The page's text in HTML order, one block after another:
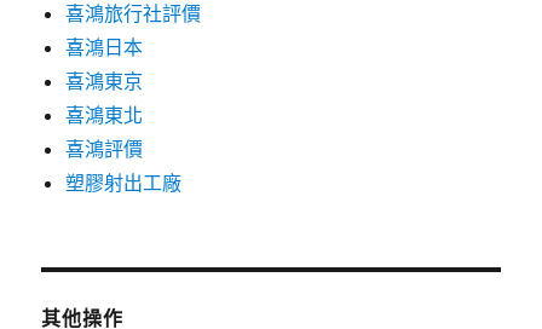
喜鴻旅行社評價
喜鴻日本
喜鴻東京
喜鴻東北
喜鴻評價
塑膠射出工廠
其他操作